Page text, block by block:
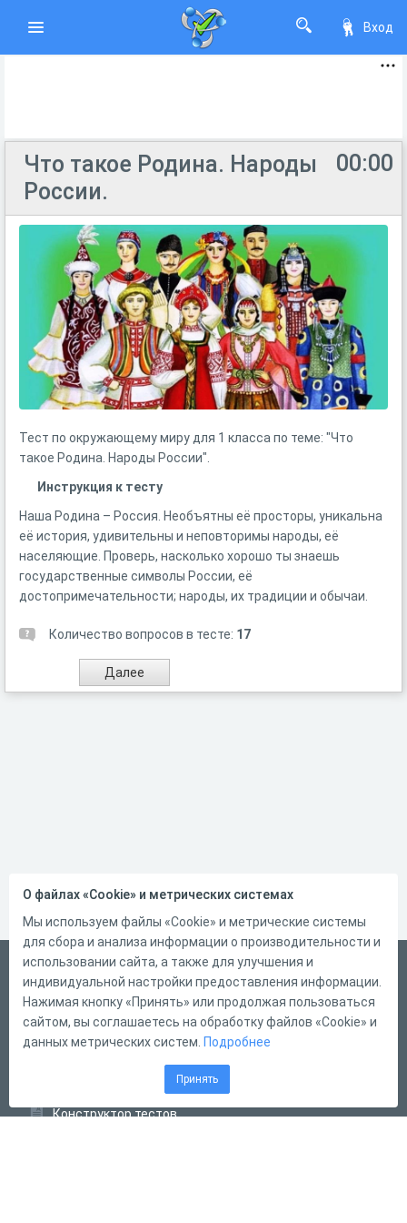
Вход
00:00
Что такое Родина. Народы
России.
Тест по окружающему миру для 1 класса по теме: "Что
такое Родина. Народы России".
Инструкция к тесту
Наша Родина – Россия. Необъятны её просторы, уникальна
её история, удивительны и неповторимы народы, её
населяющие. Проверь, насколько хорошо ты знаешь
государственные символы России, её
достопримечательности; народы, их традиции и обычаи.
Количество вопросов в тесте: 17
Русский
Справка
Форма обратной связи
Конструктор тестов
О файлах «Cookie» и метрических системах
Мы используем файлы «Cookie» и метрические системы
для сбора и анализа информации о производительности и
использовании сайта, а также для улучшения и
индивидуальной настройки предоставления информации.
Нажимая кнопку «Принять» или продолжая пользоваться
сайтом, вы соглашаетесь на обработку файлов «Cookie» и
данных метрических систем. Подробнее
Принять